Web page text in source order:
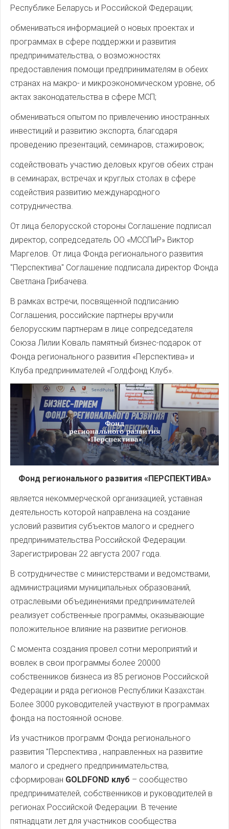
Республике Беларусь и Российской Федерации;
обмениваться информацией о новых проектах и
программах в сфере поддержки и развития
предпринимательства, о возможностях
предоставления помощи предпринимателям в обеих
странах на макро- и микроэкономическом уровне, об
актах законодательства в сфере МСП;
обмениваться опытом по привлечению иностранных
инвестиций и развитию экспорта, благодаря
проведению презентаций, семинаров, стажировок;
содействовать участию деловых кругов обеих стран
в семинарах, встречах и круглых столах в сфере
содействия развитию международного
сотрудничества.
От лица белорусской стороны Соглашение подписал
директор, сопредседатель ОО «МССПиР» Виктор
Маргелов. От лица Фонда регионального развития
"Перспектива" Соглашение подписала директор Фонда
Светлана Грибачева.
В рамках встречи, посвященной подписанию
Соглашения, российские партнеры вручили
белорусским партнерам в лице сопредседателя
Союза Лилии Коваль памятный бизнес-подарок от
Фонда регионального развития «Перспектива» и
Клуба предпринимателей «Голдфонд Клуб».
Фонд регионального развития «ПЕРСПЕКТИВА»
является некоммерческой организацией, уставная
деятельность которой направлена на создание
условий развития субъектов малого и среднего
предпринимательства Российской Федерации.
Зарегистрирован 22 августа 2007 года.
В сотрудничестве с министерствами и ведомствами,
администрациями муниципальных образований,
отраслевыми объединениями предпринимателей
реализует собственные программы, оказывающие
положительное влияние на развитие регионов.
С момента создания провел сотни мероприятий и
вовлек в свои программы более 20000
собственников бизнеса из 85 регионов Российской
Федерации и ряда регионов Республики Казахстан.
Более 3000 руководителей участвуют в программах
фонда на постоянной основе.
Из участников программ Фонда регионального
развития "Перспектива , направленных на развитие
малого и среднего предпринимательства,
сформирован GOLDFOND клуб – сообщество
предпринимателей, собственников и руководителей в
регионах Российской Федерации. В течение
пятнадцати лет для участников сообщества